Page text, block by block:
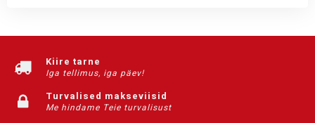
Kiire tarne
Iga tellimus, iga päev!
Turvalised makseviisid
Me hindame Teie turvalisust